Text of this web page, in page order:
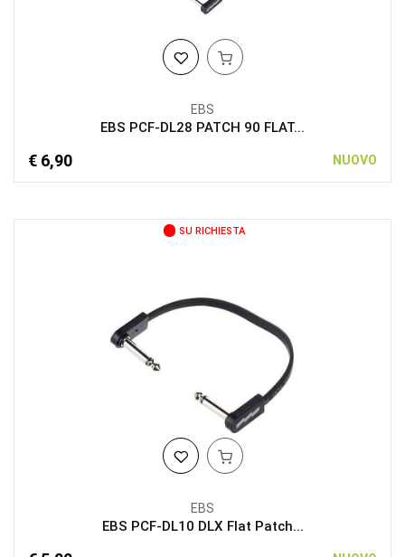
EBS
EBS PCF-DL28 PATCH 90 FLAT...
€ 6,90 NUOVO
SU RICHIESTA
EBS
EBS PCF-DL10 DLX Flat Patch...